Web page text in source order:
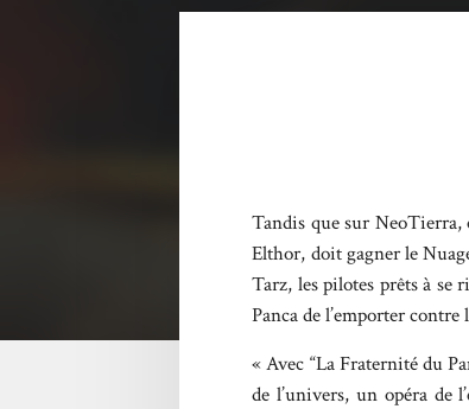
Tandis que sur NeoTierra,
Elthor, doit gagner le
Tarz, les pilotes prêts à se
Panca de l’emporter
« Avec “La Fraternité du
de l’univers, un opéra de